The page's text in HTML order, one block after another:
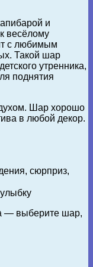
и
весёлому
с любимым
Такой шар
утренника,
поднятия
Шар хорошо
в любой декор.
сюрприз,
— выберите шар,